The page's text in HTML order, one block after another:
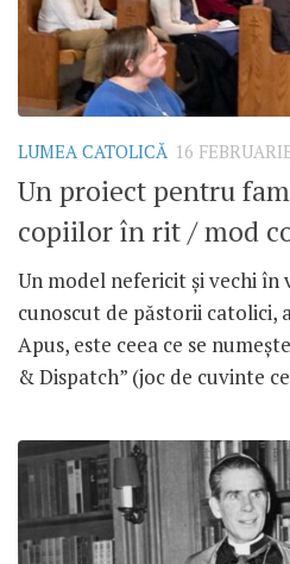
LUMEA CATOLICĂ 16
Un proiect pentru
copiilor în rit / mod
Un model nefericit și vechi în
cunoscut de păstorii catolici,
Apus, este ceea ce se
& Dispatch” (joc de cuvinte